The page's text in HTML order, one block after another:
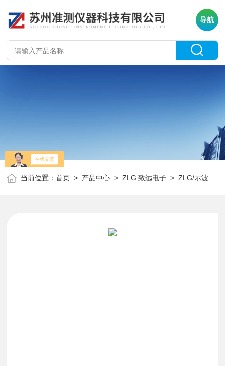
导航
当前位置：首页 > 产品中心 >ZLG 致远电子 >ZLG/示波器